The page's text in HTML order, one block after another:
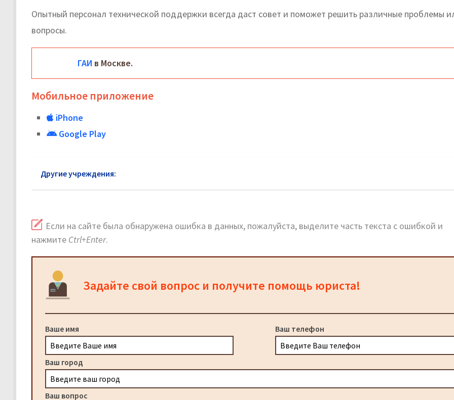
Опытный персонал технической поддержки всегда даст совет и поможет решить различные проблемы
вопросы.
ГАИ в Москве.
Мобильное приложение
iPhone
Google Play
Другие учреждения:
Если на сайте была обнаружена ошибка в данных, пожалуйста, выделите часть текста с ошибкой и
нажмите Ctrl+Enter.
Задайте свой вопрос и получите помощь юриста!
Ваше имя Ваш телефон
Ваш город
Ваш вопрос